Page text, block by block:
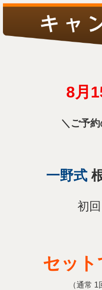
8月
＼ご予
一野式
初
セット
（通常 1